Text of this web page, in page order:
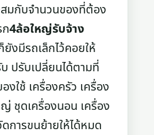
สมกับจำนวนของที่ต้อง
ก4ล้อใหญ่รับจ้าง
งมีรถเล็กไว้คอยให้
ปรับเปลี่ยนได้ตามที่
งใช้ เครื่องครัว เครื่อง
ชุดเครื่องนอน เครื่อง
ดการขนย้ายให้ได้หมด